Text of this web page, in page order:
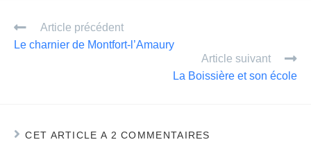
er
Article précédent
Le charnier de Montfort-l’Amaury
Article suivant
La Boissière et son école
CET ARTICLE A 2 COMMENTAIRES